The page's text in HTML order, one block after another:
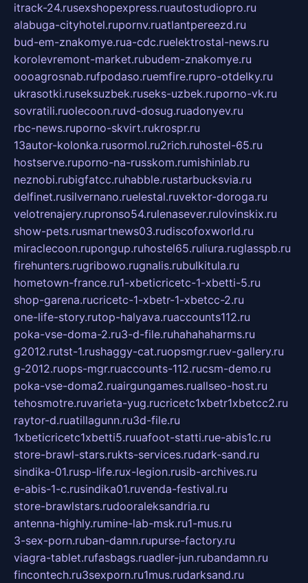
itrack-24.rusexshopexpress.ruautostudiopro.ru
alabuga-cityhotel.rupornv.ruatlantpereezd.ru
bud-em-znakomye.rua-cdc.ruelektrostal-news.ru
korolevremont-market.rubudem-znakomye.ru
oooagrosnab.rufpodaso.ruemfire.rupro-otdelky.ru
ukrasotki.ruseksuzbek.ruseks-uzbek.ruporno-vk.ru
sovratili.ruolecoon.ruvd-dosug.ruadonyev.ru
rbc-news.ruporno-skvirt.rukrospr.ru
13autor-kolonka.rusormol.ru2rich.ruhostel-65.ru
hostserve.ruporno-na-russkom.rumishinlab.ru
neznobi.rubigfatcc.ruhabble.rustarbucksvia.ru
delfinet.rusilvernano.ruelestal.ruvektor-doroga.ru
velotrenajery.rupronso54.rulenasever.rulovinskix.ru
show-pets.rusmartnews03.rudiscofoxworld.ru
miraclecoon.rupongup.ruhostel65.ruliura.ruglasspb.ru
firehunters.rugribowo.rugnalis.rubulkitula.ru
hometown-france.ru1-xbeticricetc-1-xbetti-5.ru
shop-garena.rucricetc-1-xbetr-1-xbetcc-2.ru
one-life-story.rutop-halyava.ruaccounts112.ru
poka-vse-doma-2.ru3-d-file.ruhahahaharms.ru
g2012.rutst-1.rushaggy-cat.ruopsmgr.ruev-gallery.ru
g-2012.ruops-mgr.ruaccounts-112.rucsm-demo.ru
poka-vse-doma2.ruairgungames.ruallseo-host.ru
tehosmotre.ruvarieta-yug.rucricetc1xbetr1xbetcc2.ru
raytor-d.ruatillagunn.ru3d-file.ru
1xbeticricetc1xbetti5.ruuafoot-statti.rue-abis1c.ru
store-brawl-stars.rukts-services.rudark-sand.ru
sindika-01.rusp-life.rux-legion.rusib-archives.ru
e-abis-1-c.rusindika01.ruvenda-festival.ru
store-brawlstars.rudooraleksandria.ru
antenna-highly.rumine-lab-msk.ru1-mus.ru
3-sex-porn.ruban-damn.rupurse-factory.ru
viagra-tablet.rufasbags.ruadler-jun.rubandamn.ru
fincontech.ru3sexporn.ru1mus.rudarksand.ru